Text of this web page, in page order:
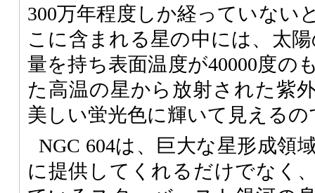
300万年程度しか経っていない
こに含まれる星の中には、太
量を持ち表面温度が40000度の
た高温の星から放射された紫
美しい蛍光色に輝いて見えるの
NGC 604は、巨大な星形成領
に提供してくれるだけでなく